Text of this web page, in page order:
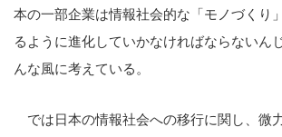
本の一部企業は情報社会的な「モノづくり
るように進化していかなければならないん
んな風に考えている。
では日本の情報社会への移行に関し、微